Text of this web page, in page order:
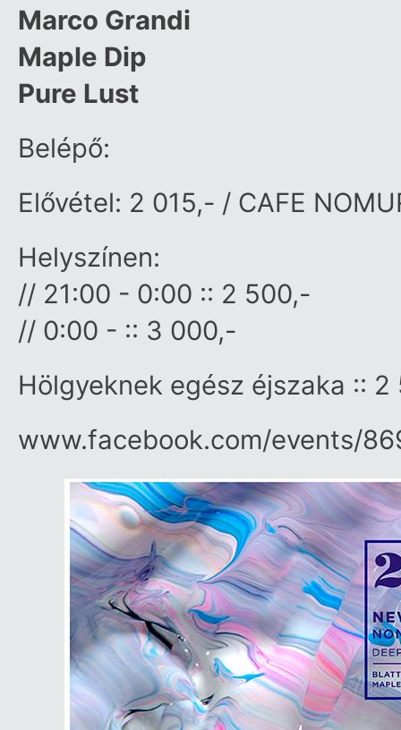
Marco Grandi
Maple Dip
Pure Lust
Belépő:
Elővétel: 2 015,- / CAFE
Helyszínen:
// 21:00 - 0:00 :: 2 500,-
// 0:00 - :: 3 000,-
Hölgyeknek egész éjszaka :: 2
www.facebook.com/​events/​